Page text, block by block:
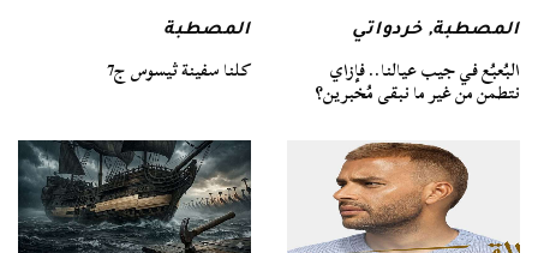
المصطبة,خردواتي
البُعبُع في جيب عيالنا.. فإزاي
نتطمن من غير ما نبقى مُخبرين؟
المصطبة
كلنا سفينة ثيسوس ج7